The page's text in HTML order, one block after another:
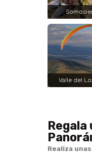
Valle del
Regala
Realiza